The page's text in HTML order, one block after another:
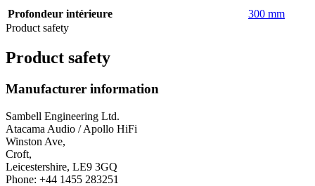
Profondeur intérieure
300 mm
Product safety
Product safety
Manufacturer information
Sambell Engineering Ltd.
Atacama Audio / Apollo HiFi
Winston Ave,
Croft,
Leicestershire, LE9 3GQ
Phone: +44 1455 283251